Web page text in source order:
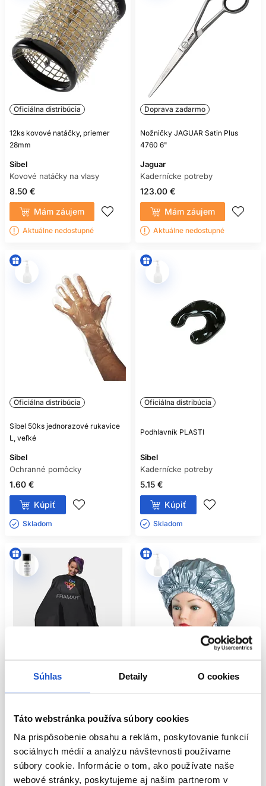
Súhlas Detaily O cookies
Táto webstránka používa súbory cookies
Na prispôsobenie obsahu a reklám, poskytovanie funkcií
sociálnych médií a analýzu návštevnosti používame
súbory cookie. Informácie o tom, ako používate naše
webové stránky, poskytujeme aj našim partnerom v
Oficiálna distribúcia
12ks kovové natáčky, priemer
28mm
Sibel
Kovové natáčky na vlasy
8.50 €
Mám záujem
Aktuálne nedostupné
Doprava zadarmo
Nožničky JAGUAR Satin Plus
4760 6"
Jaguar
Kadernícke potreby
123.00 €
Mám záujem
Aktuálne nedostupné
Oficiálna distribúcia
Sibel 50ks jednorazové rukavice
L, veľké
Sibel
Ochranné pomôcky
1.60 €
Kúpiť
Skladom ㅤ
Oficiálna distribúcia
Podhlavník PLASTI
Sibel
Kadernícke potreby
5.15 €
Kúpiť
Skladom ㅤ
Framar pláštenka na farbenie
Framar
Kadernícke potreby
26.60 €
Čiapka na trvalú Alu-Cap super
Sibel
Kadernícke potreby
7.70 €